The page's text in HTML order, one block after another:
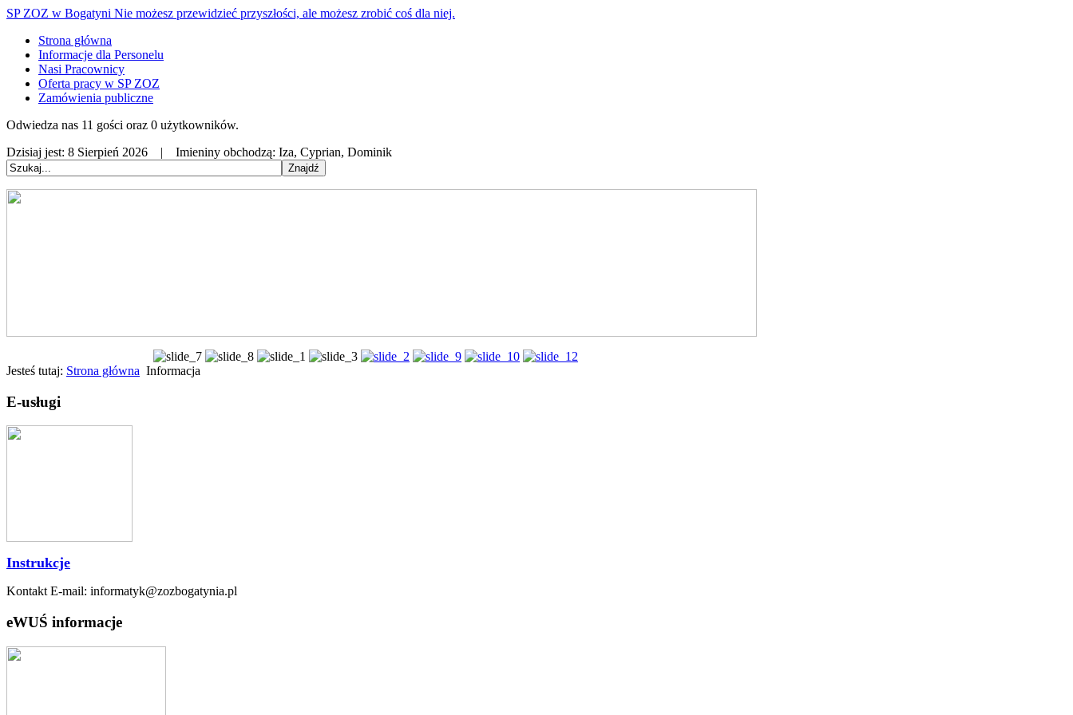
SP ZOZ w Bogatyni Nie możesz przewidzieć przyszłości, ale możesz zrobić coś dla niej.
Strona główna
Informacje dla Personelu
Nasi Pracownicy
Oferta pracy w SP ZOZ
Zamówienia publiczne
Odwiedza nas 11 gości oraz 0 użytkowników.
Dzisiaj jest: 8 Sierpień 2026 | Imieniny obchodzą: Iza, Cyprian, Dominik
Jesteś tutaj: Strona główna Informacja
E-usługi
Instrukcje
Kontakt E-mail: informatyk@zozbogatynia.pl
eWUŚ informacje